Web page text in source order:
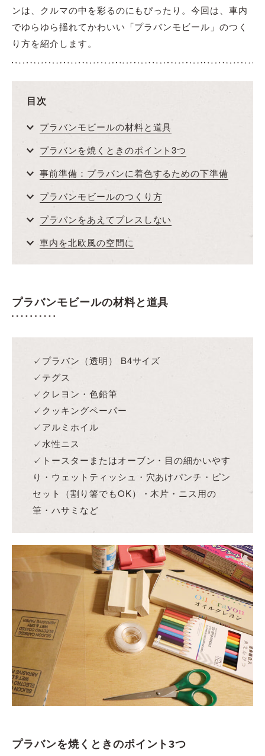
ンは、クルマの中を彩るのにもぴったり。今回は、車内
でゆらゆら揺れてかわいい「プラバンモビール」のつく
り方を紹介します。
目次
プラバンモビールの材料と道具
プラバンを焼くときのポイント3つ
事前準備：プラバンに着色するための下準備
プラバンモビールのつくり方
プラバンをあえてプレスしない
車内を北欧風の空間に
プラバンモビールの材料と道具
✓プラバン（透明） B4サイズ
✓テグス
✓クレヨン・色鉛筆
✓クッキングペーパー
✓アルミホイル
✓水性ニス
✓トースターまたはオーブン・目の細かいやす
り・ウェットティッシュ・穴あけパンチ・ピン
セット（割り箸でもOK）・木片・ニス用の
筆・ハサミなど
プラバンを焼くときのポイント3つ